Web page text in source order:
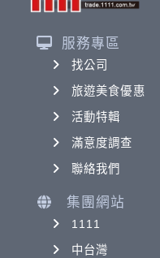
服務專區
找公司
旅遊美食優惠
活動特輯
滿意度調查
聯絡我們
集團網站
1111
中台灣